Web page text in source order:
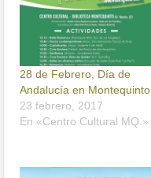
28 de Febrero, Día de
Andalucía en Montequinto
23 febrero, 2017
En «Centro Cultural MQ.»